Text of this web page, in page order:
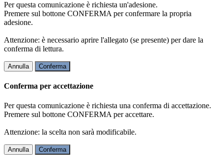
Per questa comunicazione è richiesta un'adesione.
Premere sul bottone CONFERMA per confermare la propria
adesione.
Attenzione: è necessario aprire l'allegato (se presente) per dare la
conferma di lettura.
Annulla Conferma
Conferma per accettazione
Per questa comunicazione è richiesta una conferma di accettazione.
Premere sul bottone CONFERMA per accettare.
Attenzione: la scelta non sarà modificabile.
Annulla Conferma